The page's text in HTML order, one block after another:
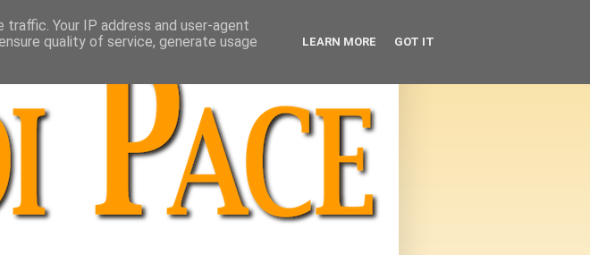
Your IP address and user-agent
quality of service, generate usage
LEARN MORE GOT IT